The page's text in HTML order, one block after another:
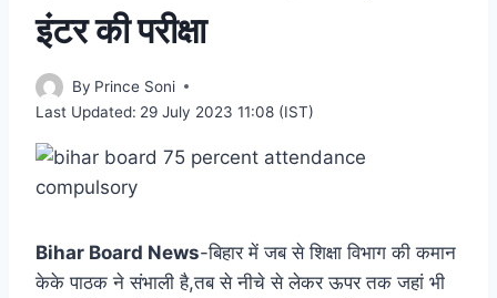
इंटर की परीक्षा
By Prince Soni
Last Updated: 29 July 2023 11:08 (IST)
Bihar Board News-बिहार में जब से शिक्षा विभाग की कमान
केके पाठक ने संभाली है,तब से नीचे से लेकर ऊपर तक जहां भी